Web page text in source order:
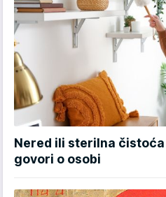
Nered ili sterilna
govori o osobi